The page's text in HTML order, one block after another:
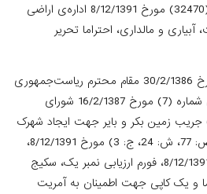
است: «به تأسی مکتوب نمبر (32470) مورخ 8/12/1391 اداره‌ی اراضی
و مالداری، احتراما تحریر
جهت تحقق حکم (1091) مورخ 30/2/1386 مقام محترم ریاست‌جمهوری
اسلامی افغانستان و مصوبه‌ی شماره (7) مورخ 16/2/1387 شورای
وزیران، موازی (1000) جریب زمین بکر و بایر جهت ایجاد شهرک
معلمین عقد پروتوکول نمبر (ص: 77، ش: 24، ج: 3) مورخ 8/12/1391،
مکتوب نمبر (32470) مورخ 8/12/1391، فورم ارزیابی نمبر یک، سکیج
یک کاپی جهت اطمینان به آمریت